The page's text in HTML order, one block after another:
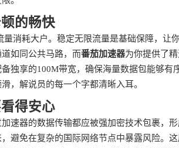
的畅快
消耗大户。稳定无限流量是基础保障，让
如同公共马路，而番茄加速器为你提供了
独享的100M带宽，确保海量数据包能够有
，解说员的每一个字都清晰入耳。
得安心
速器的数据传输都应被强加密技术包裹，
避免在复杂的国际网络节点中暴露风险。